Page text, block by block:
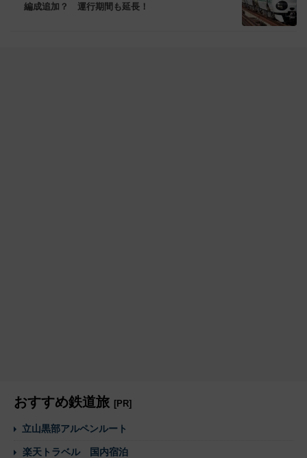
編成追加？ 運行期間も延長！
おすすめ鉄道旅 [PR]
立山黒部アルペンルート
楽天トラベル 国内宿泊